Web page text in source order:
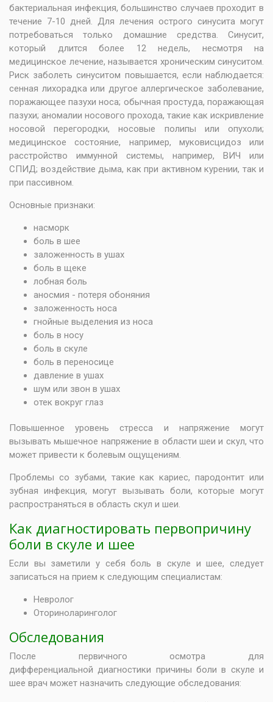
бактериальная инфекция, большинство случаев проходит в
течение 7-10 дней. Для лечения острого синусита могут
потребоваться только домашние средства. Синусит,
который длится более 12 недель, несмотря на
медицинское лечение, называется хроническим синуситом.
Риск заболеть синуситом повышается, если наблюдается:
сенная лихорадка или другое аллергическое заболевание,
поражающее пазухи носа; обычная простуда, поражающая
пазухи; аномалии носового прохода, такие как искривление
носовой перегородки, носовые полипы или опухоли;
медицинское состояние, например, муковисцидоз или
расстройство иммунной системы, например, ВИЧ или
СПИД; воздействие дыма, как при активном курении, так и
при пассивном.
Основные признаки:
насморк
боль в шее
заложенность в ушах
боль в щеке
лобная боль
аносмия - потеря обоняния
заложенность носа
гнойные выделения из носа
боль в носу
боль в скуле
боль в переносице
давление в ушах
шум или звон в ушах
отек вокруг глаз
Повышенное уровень стресса и напряжение могут
вызывать мышечное напряжение в области шеи и скул, что
может привести к болевым ощущениям.
Проблемы со зубами, такие как кариес, пародонтит или
зубная инфекция, могут вызывать боли, которые могут
распространяться в область скул и шеи.
Как диагностировать первопричину
боли в скуле и шее
Если вы заметили у себя боль в скуле и шее, следует
записаться на прием к следующим специалистам:
Невролог
Оториноларинголог
Обследования
После первичного осмотра для
дифференциальной диагностики причины боли в скуле и
шее врач может назначить следующие обследования: